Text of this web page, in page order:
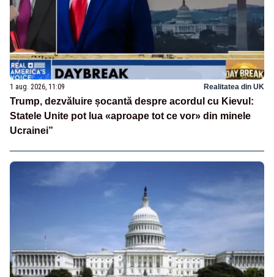
1 aug. 2026, 11:09 Realitatea din UK
Trump, dezvăluire șocantă despre acordul cu Kievul:
Statele Unite pot lua «aproape tot ce vor» din minele
Ucrainei”